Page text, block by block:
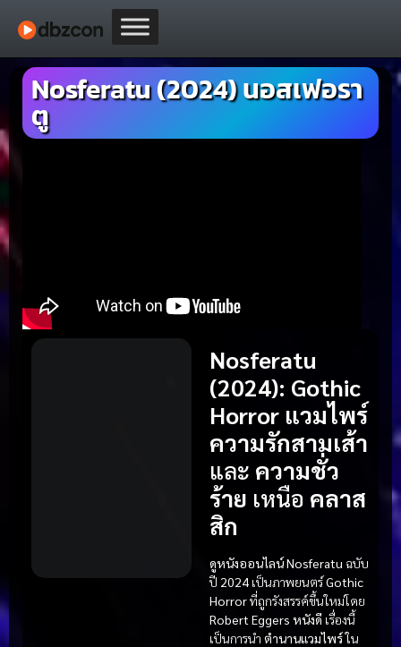
Nosferatu (2024) นอสเฟอรา
ตู
Nosferatu
(2024): Gothic
Horror แวมไพร์
ความรักสามเส้า
และ ความชั่ว
ร้าย เหนือ คลาส
สิก
ดูหนังออนไลน์Nosferatu ฉบับ
ปี 2024 เป็นภาพยนตร์Gothic
Horrorที่ถูกรังสรรค์ขึ้นใหม่โดย
Robert Eggers หนังดี เรื่องนี้
เป็นการนำ ตำนานแวมไพร์ใน